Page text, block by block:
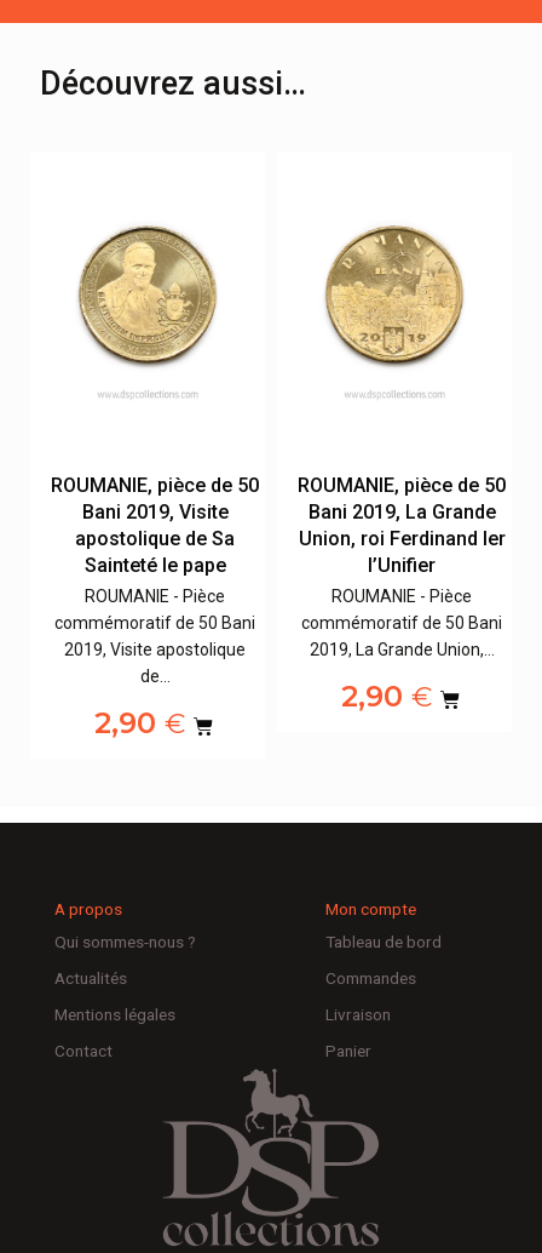
Découvrez aussi…
ROUMANIE, pièce de 50
Bani 2019, Visite
apostolique de Sa
Sainteté le pape
ROUMANIE - Pièce
commémoratif de 50 Bani
2019, Visite apostolique
de…
2,90 €
ROUMANIE, pièce de 50
Bani 2019, La Grande
Union, roi Ferdinand Ier
l’Unifier
ROUMANIE - Pièce
commémoratif de 50 Bani
2019, La Grande Union,…
2,90 €
A propos
Qui sommes-nous ?
Actualités
Mentions légales
Contact
Mon compte
Tableau de bord
Commandes
Livraison
Panier